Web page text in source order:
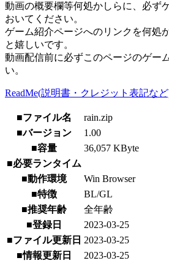
動画の概要欄等何処かしらに、必ず
おいてください。
ゲーム紹介ページへのリンクを何処
と嬉しいです。
動画配信前に必ずこのページのゲー
い。
ReadMe(説明書・クレジット表記な
■ファイル名
rain.zip
■バージョン
1.00
■容量
36,057 KByte
■必要ランタイム
■動作環境
Win Browser
■特徴
BL/GL
■推奨年齢
全年齢
■登録日
2023-03-25
■ファイル更新日 2023-03-25
■情報更新日
2023-03-25